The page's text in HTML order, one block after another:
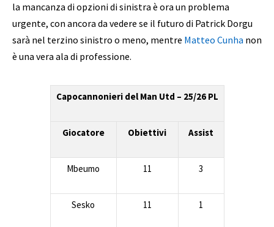
la mancanza di opzioni di sinistra è ora un problema
urgente, con ancora da vedere se il futuro di Patrick Dorgu
sarà nel terzino sinistro o meno, mentre Matteo Cunha non
è una vera ala di professione.
Capocannonieri del Man Utd – 25/26 PL
Giocatore Obiettivi Assist
Mbeumo 11 3
Sesko 11 1